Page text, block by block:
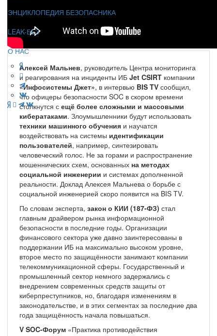
ЭНЦИКЛОПЕДИЯ БЕЗОПАСНИКА
LEAK-БЕЗ
О НАС
Алексей Мальнев, руководитель Центра мониторинга
и реагирования на инциденты ИБ Jet CSIRT компании
«Инфосистемы Джет», в интервью BIS TV сообщил,
что офицеры безопасности SOC в скором времени
столкнутся с ещё более сложными и массовыми
кибератаками. Злоумышленники будут использовать
техники машинного обучения и научатся
воздействовать на системы идентификации
пользователей, например, синтезировать
человеческий голос. Не за горами и распространение
мошеннических схем, основанных на методах
социальной инженерии и системах дополненной
реальности. Доклад Алексея Мальнева о борьбе с
социальной инженерией скоро появится на BIS TV.
По словам эксперта, закон о КИИ (187-ФЗ) стал
главным драйвером рынка информационной
безопасности в последние годы. Организации
финансового сектора уже давно заинтересованы в
поддержании ИБ на максимально высоком уровне,
второе место по защищённости занимают компании
телекоммуникационной сферы. Государственный и
промышленный сектор немного задержались с
внедрением современных средств защиты от
киберпреступников, но, благодаря изменениям в
законодательстве, и в этих сегментах за последние два
года защищённость начала повышаться.
V SOC-Форум «Практика противодействия